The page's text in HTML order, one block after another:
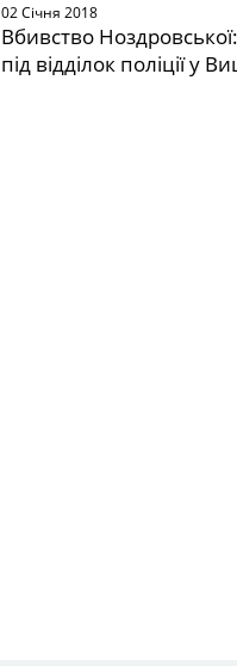
02 Січня 2018
Вбивство
під відділок поліції у